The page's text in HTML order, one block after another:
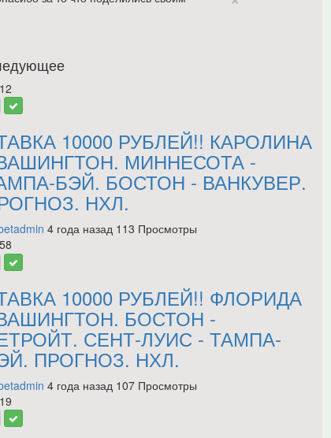
10000 РУБЛЕЙ!! КАРОЛИНА
МИННЕСОТА -
БЭЙ. БОСТОН - ВАНКУВЕР.
НХЛ.
4 года назад 113 Просмотры
10000 РУБЛЕЙ!! ФЛОРИДА
БОСТОН -
СЕНТ-ЛУИС - ТАМПА-
ПРОГНОЗ. НХЛ.
4 года назад 107 Просмотры